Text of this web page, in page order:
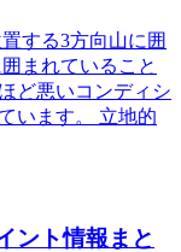
する3方向山に囲
まれていること
ど悪いコンディシ
います。 立地的
ント情報まと